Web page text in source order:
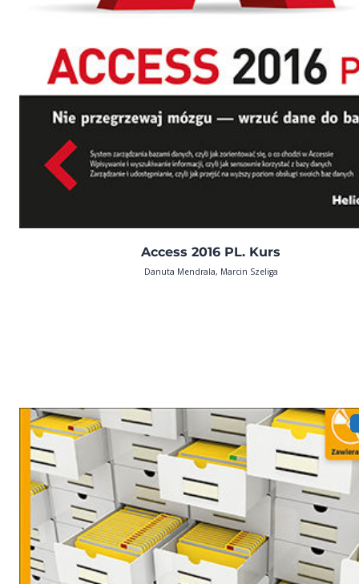
Access 2016 PL. Kurs
Danuta Mendrala, Marcin Szeliga